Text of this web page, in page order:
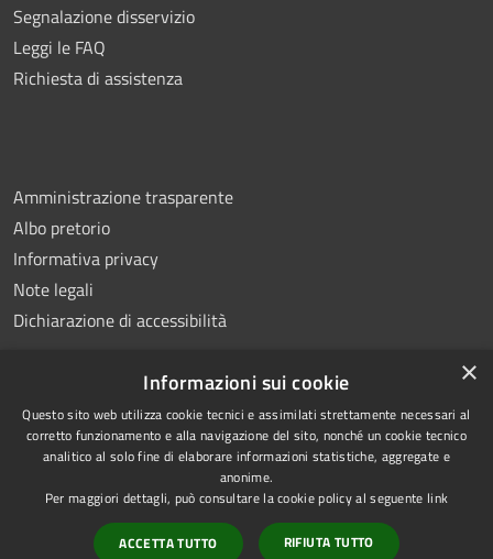
Segnalazione disservizio
Leggi le FAQ
Richiesta di assistenza
Amministrazione trasparente
Albo pretorio
Informativa privacy
Note legali
Dichiarazione di accessibilità
RSS
Accessibilità
Privacy
Mappa del sito
Copyright © 2026 • Comune di
Montemiletto • Powered by
Municipium•Accesso
redazione
×
Informazioni sui cookie
Questo sito web utilizza cookie tecnici e assimilati strettamente necessari al
corretto funzionamento e alla navigazione del sito, nonché un cookie tecnico
analitico al solo fine di elaborare informazioni statistiche, aggregate e
anonime.
Per maggiori dettagli, può consultare la cookie policy al seguente link
ACCETTA TUTTO RIFIUTA TUTTO